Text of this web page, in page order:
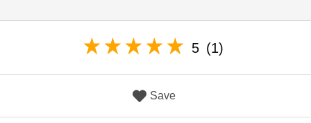
5 (1)
Save